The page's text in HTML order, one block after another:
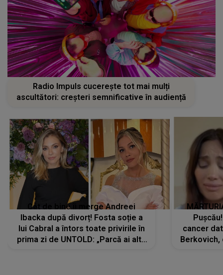
Radio Impuls cucerește tot mai mulți
ascultători: creșteri semnificative în audiență
Cât de bine îi merge Andreei
Ibacka după divorț! Fosta soție a
lui Cabral a întors toate privirile în
prima zi de UNTOLD: „Parcă ai altă
cancer